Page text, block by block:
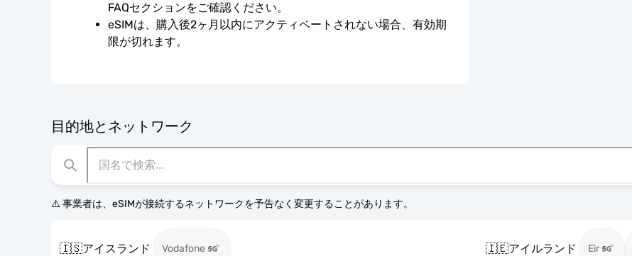
FAQセクションをご確認ください。
eSIMは、購入後2ヶ月以内にアクティベートされない場合、有効期
限が切れます。
目的地とネットワーク
⚠️ 事業者は、eSIMが接続するネットワークを予告なく変更することがあります。
🇮🇸アイスランド Vodafone 🇮🇪アイルランド Eir